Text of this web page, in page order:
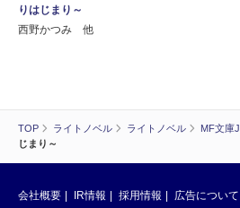
TOP ライトノベル ライトノベル MF文庫J
じまり～
りはじまり～
西野かつみ 他
会社概要 IR情報 採用情報 広告について